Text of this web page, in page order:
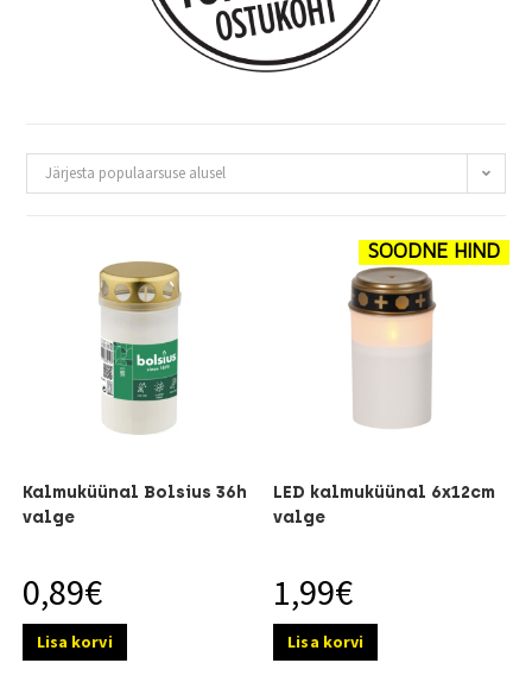
Järjesta populaarsuse alusel
Kalmuküünal Bolsius 36h
valge
0,89€
Lisa korvi
SOODNE HIND
LED kalmuküünal 6x12cm
valge
1,99€
Lisa korvi